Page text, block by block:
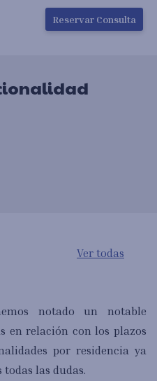
de la pantalla
Reservar Consulta
Ver todas
notado un notable
en relación con los plazos
por residencia ya
todas las dudas.